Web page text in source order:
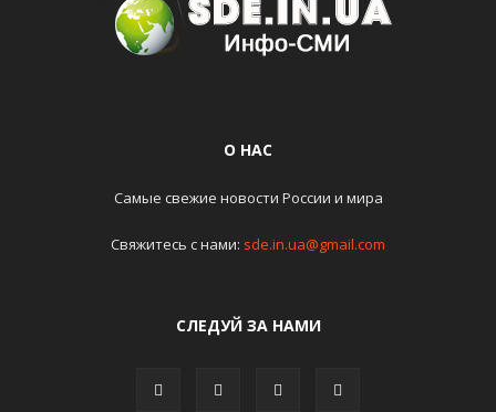
О НАС
Самые свежие новости России и мира
Свяжитесь с нами: sde.in.ua@gmail.com
СЛЕДУЙ ЗА НАМИ